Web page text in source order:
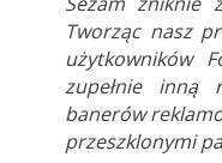
Tworząc nasz
użytkowników
zupełnie inną
banerów
przeszklonymi